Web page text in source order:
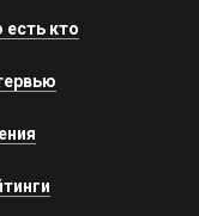
есть кто